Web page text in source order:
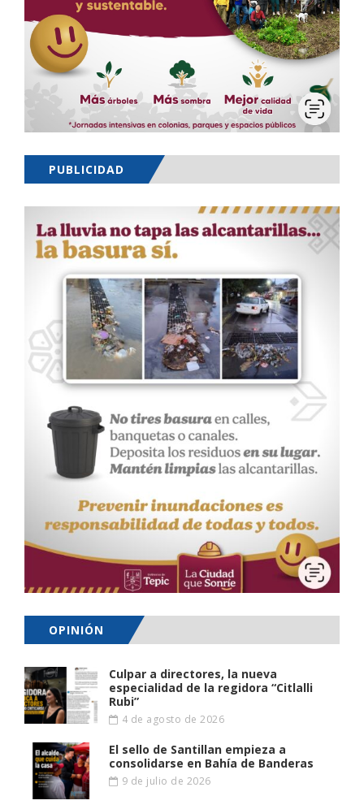
PUBLICIDAD
OPINIÓN
Culpar a directores, la nueva
especialidad de la regidora “Citlalli
Rubi”
4 de agosto de 2026
El sello de Santillan empieza a
consolidarse en Bahía de Banderas
9 de julio de 2026